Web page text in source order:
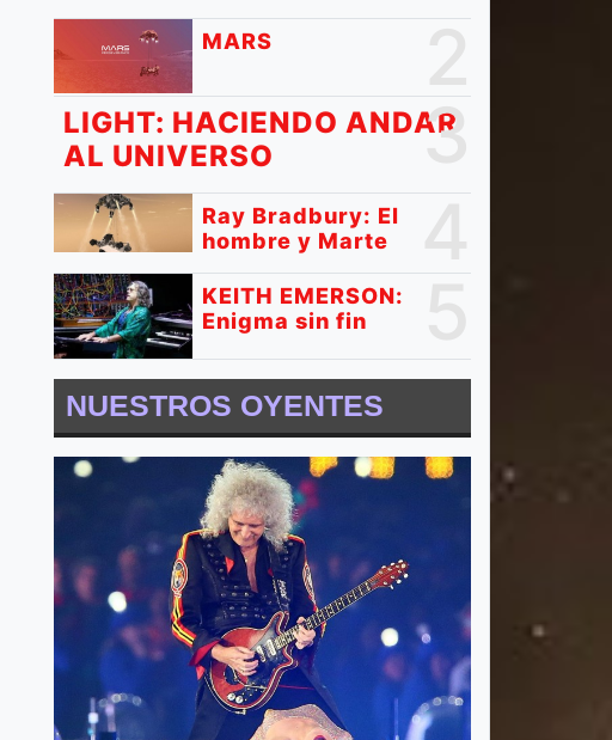
MARS
3
LIGHT: HACIENDO ANDAR
AL UNIVERSO
Ray Bradbury: El
hombre y Marte
KEITH EMERSON:
Enigma sin fin
NUESTROS OYENTES